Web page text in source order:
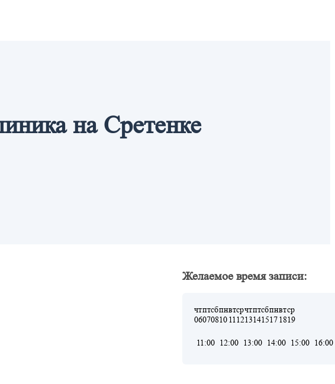
на Сретенке
Желаемое время записи:
чт
06
пт
07
сб
08
пн
10
вт
11
ср
12
чт
13
пт
14
сб
15
пн
17
вт
18
ср
19
11:00 12:00 13:00 14:00 15:00 16:00